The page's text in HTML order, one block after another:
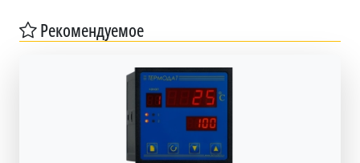
Рекомендуемое